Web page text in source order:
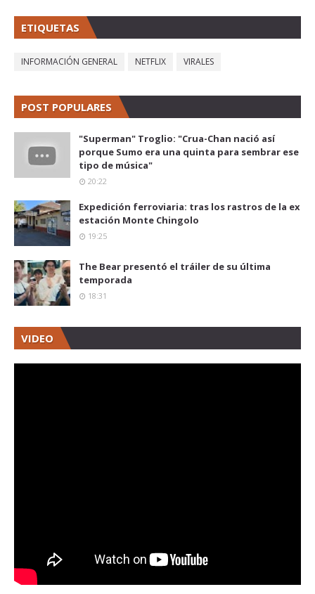
ETIQUETAS
INFORMACIÓN GENERAL NETFLIX VIRALES
POST POPULARES
"Superman" Troglio: "Crua-Chan nació así
porque Sumo era una quinta para sembrar ese
tipo de música"
20:22
Expedición ferroviaria: tras los rastros de la ex
estación Monte Chingolo
19:25
The Bear presentó el tráiler de su última
temporada
18:31
VIDEO